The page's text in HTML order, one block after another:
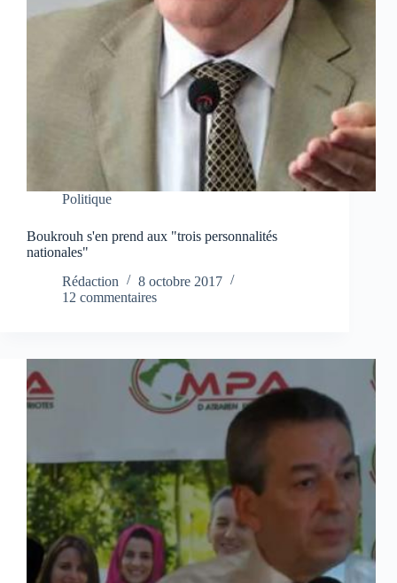
Politique
Boukrouh s'en prend aux "trois personnalités
nationales"
Rédaction
8 octobre 2017
12 commentaires